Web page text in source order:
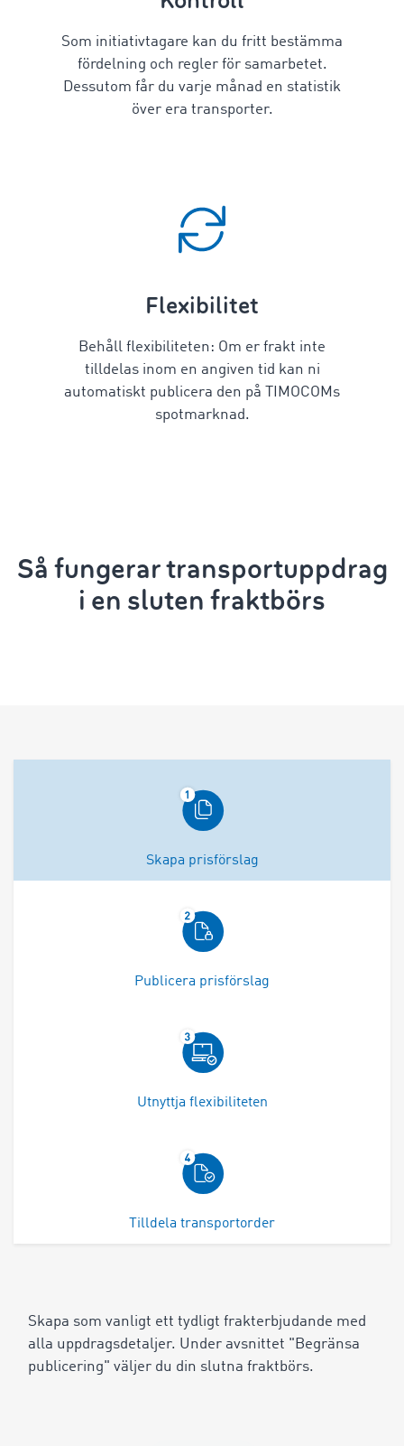
Som initiativtagare kan du fritt bestämma
fördelning och regler för samarbetet.
Dessutom får du varje månad en statistik
över era transporter.
Flexibilitet
Behåll flexibiliteten: Om er frakt inte
tilldelas inom en angiven tid kan ni
automatiskt publicera den på TIMOCOMs
spotmarknad.
Så fungerar transportuppdrag
i en sluten fraktbörs
Skapa prisförslag
Publicera prisförslag
Utnyttja flexibiliteten
Tilldela transportorder
Skapa som vanligt ett tydligt frakterbjudande med
alla uppdragsdetaljer. Under avsnittet "Begränsa
publicering" väljer du din slutna fraktbörs.